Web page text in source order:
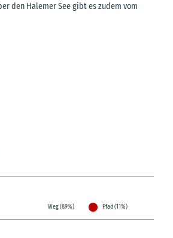
den Halemer See gibt es zudem vom
Weg (89%) Pfad (11%)